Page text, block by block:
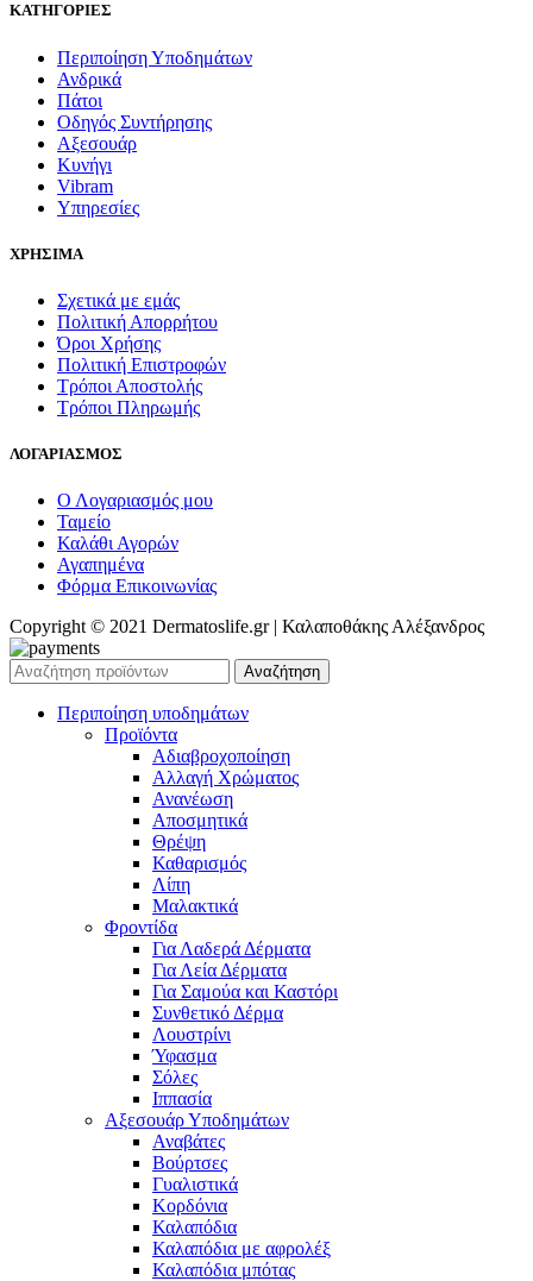
ΚΑΤΗΓΟΡΙΕΣ
Περιποίηση Υποδημάτων
Ανδρικά
Πάτοι
Οδηγός Συντήρησης
Αξεσουάρ
Κυνήγι
Vibram
Υπηρεσίες
ΧΡΗΣΙΜΑ
Σχετικά με εμάς
Πολιτική Απορρήτου
Όροι Χρήσης
Πολιτική Επιστροφών
Τρόποι Αποστολής
Τρόποι Πληρωμής
ΛΟΓΑΡΙΑΣΜΟΣ
Ο Λογαριασμός μου
Ταμείο
Καλάθι Αγορών
Αγαπημένα
Φόρμα Επικοινωνίας
Copyright © 2021 Dermatoslife.gr | Καλαποθάκης Αλέξανδρος
Αναζήτηση
Περιποίηση υποδημάτων
Προϊόντα
Αδιαβροχοποίηση
Αλλαγή Χρώματος
Ανανέωση
Αποσμητικά
Θρέψη
Καθαρισμός
Λίπη
Μαλακτικά
Φροντίδα
Για Λαδερά Δέρματα
Για Λεία Δέρματα
Για Σαμούα και Καστόρι
Συνθετικό Δέρμα
Λουστρίνι
Ύφασμα
Σόλες
Ιππασία
Αξεσουάρ Υποδημάτων
Αναβάτες
Βούρτσες
Γυαλιστικά
Κορδόνια
Καλαπόδια
Καλαπόδια με αφρολέξ
Καλαπόδια μπότας